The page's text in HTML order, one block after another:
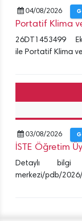
04/08/2026
Portatif Klima
26DT1453499
ile Portatif Klima ve
03/08/2026
İSTE Öğretim
Detaylı bilgi
merkezi/pdb/